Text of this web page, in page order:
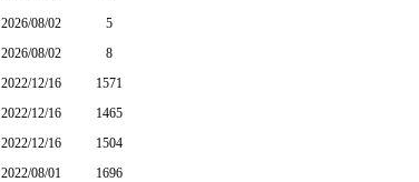
2026/08/02
5
2026/08/02
8
2022/12/16
1571
2022/12/16
1465
2022/12/16
1504
2022/08/01
1696